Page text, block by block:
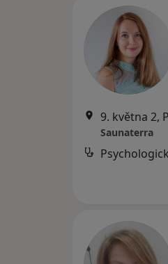
9. května 2,
Saunaterra